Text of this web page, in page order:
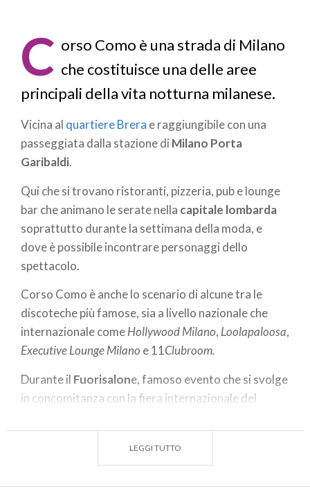
di
pane
C orso Como è una strada di Milano
che costituisce una delle aree
principali della vita notturna milanese.
Vicina al quartiere Brera e raggiungibile con una
passeggiata dalla stazione di Milano Porta
Garibaldi.
Qui che si trovano ristoranti, pizzeria, pub e lounge
bar che animano le serate nella capitale lombarda
soprattutto durante la settimana della moda, e
dove è possibile incontrare personaggi dello
spettacolo.
Corso Como è anche lo scenario di alcune tra le
discoteche più famose, sia a livello nazionale che
internazionale comeHollywood Milano, Loolapaloosa,
Executive Lounge Milano e 11Clubroom.
Durante il Fuorisalone, famoso evento che si svolge
in concomitanza con la fiera internazionale del
iniziative sempre molto frequentati.
Ma soprattutto, molto conosciuto e apprezzato dai
LEGGI TUTTO